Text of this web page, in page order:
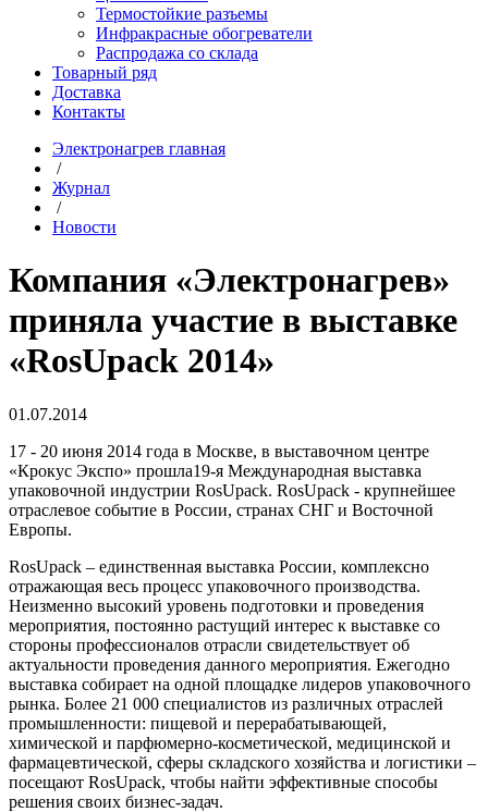
Термостойкие разъемы
Инфракрасные обогреватели
Распродажа со склада
Товарный ряд
Доставка
Контакты
Электронагрев главная
/
Журнал
/
Новости
Компания «Электронагрев»
приняла участие в выставке
«RosUpack 2014»
01.07.2014
17 - 20 июня 2014 года в Москве, в выставочном центре
«Крокус Экспо» прошла19-я Международная выставка
упаковочной индустрии RosUpack. RosUpack - крупнейшее
отраслевое событие в России, странах СНГ и Восточной
Европы.
RosUpack – единственная выставка России, комплексно
отражающая весь процесс упаковочного производства.
Неизменно высокий уровень подготовки и проведения
мероприятия, постоянно растущий интерес к выставке со
стороны профессионалов отрасли свидетельствует об
актуальности проведения данного мероприятия. Ежегодно
выставка собирает на одной площадке лидеров упаковочного
рынка. Более 21 000 специалистов из различных отраслей
промышленности: пищевой и перерабатывающей,
химической и парфюмерно-косметической, медицинской и
фармацевтической, сферы складского хозяйства и логистики –
посещают RosUpack, чтобы найти эффективные способы
решения своих бизнес-задач.